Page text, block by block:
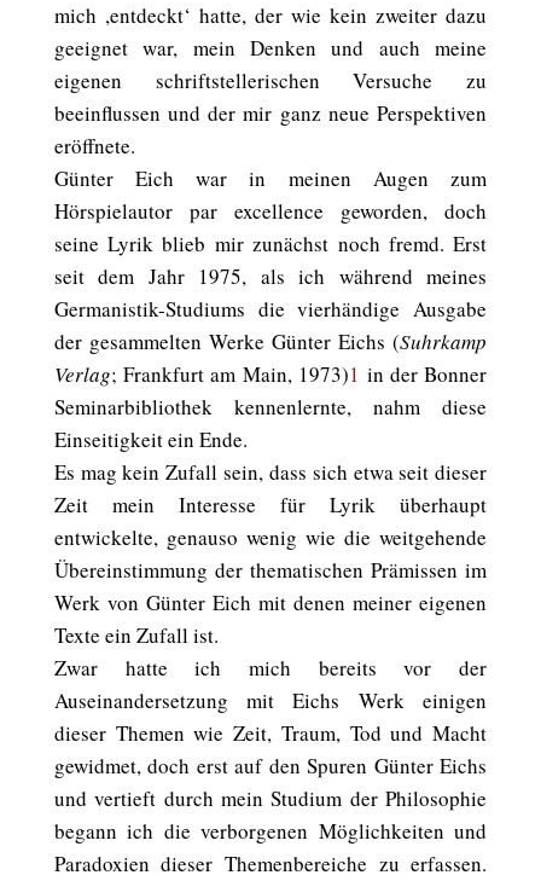
mich ,entdeckt‘ hatte, der wie kein zweiter dazu
geeignet war, mein Denken und auch meine
eigenen schriftstellerischen Versuche zu
beeinflussen und der mir ganz neue Perspektiven
eröffnete.
Günter Eich war in meinen Augen zum
Hörspielautor par excellence geworden, doch
seine Lyrik blieb mir zunächst noch fremd. Erst
seit dem Jahr 1975, als ich während meines
Germanistik-Studiums die vierhändige Ausgabe
der gesammelten Werke Günter Eichs (Suhrkamp
Verlag; Frankfurt am Main, 1973)1 in der Bonner
Seminarbibliothek kennenlernte, nahm diese
Einseitigkeit ein Ende.
Es mag kein Zufall sein, dass sich etwa seit dieser
Zeit mein Interesse für Lyrik überhaupt
entwickelte, genauso wenig wie die weitgehende
Übereinstimmung der thematischen Prämissen im
Werk von Günter Eich mit denen meiner eigenen
Texte ein Zufall ist.
Zwar hatte ich mich bereits vor der
Auseinandersetzung mit Eichs Werk einigen
dieser Themen wie Zeit, Traum, Tod und Macht
gewidmet, doch erst auf den Spuren Günter Eichs
und vertieft durch mein Studium der Philosophie
begann ich die verborgenen Möglichkeiten und
Paradoxien dieser Themenbereiche zu erfassen.